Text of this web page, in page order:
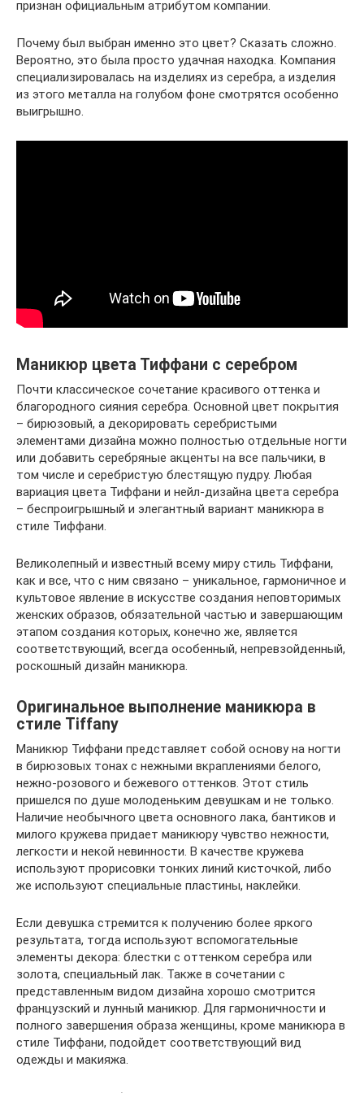
признан официальным атрибутом компании.
Почему был выбран именно это цвет? Сказать сложно.
Вероятно, это была просто удачная находка. Компания
специализировалась на изделиях из серебра, а изделия
из этого металла на голубом фоне смотрятся особенно
выигрышно.
Маникюр цвета Тиффани с серебром
Почти классическое сочетание красивого оттенка и
благородного сияния серебра. Основной цвет покрытия
– бирюзовый, а декорировать серебристыми
элементами дизайна можно полностью отдельные ногти
или добавить серебряные акценты на все пальчики, в
том числе и серебристую блестящую пудру. Любая
вариация цвета Тиффани и нейл-дизайна цвета серебра
– беспроигрышный и элегантный вариант маникюра в
стиле Тиффани.
Великолепный и известный всему миру стиль Тиффани,
как и все, что с ним связано – уникальное, гармоничное и
культовое явление в искусстве создания неповторимых
женских образов, обязательной частью и завершающим
этапом создания которых, конечно же, является
соответствующий, всегда особенный, непревзойденный,
роскошный дизайн маникюра.
Оригинальное выполнение маникюра в
стиле Tiffany
Маникюр Тиффани представляет собой основу на ногти
в бирюзовых тонах с нежными вкраплениями белого,
нежно-розового и бежевого оттенков. Этот стиль
пришелся по душе молоденьким девушкам и не только.
Наличие необычного цвета основного лака, бантиков и
милого кружева придает маникюру чувство нежности,
легкости и некой невинности. В качестве кружева
используют прорисовки тонких линий кисточкой, либо
же используют специальные пластины, наклейки.
Если девушка стремится к получению более яркого
результата, тогда используют вспомогательные
элементы декора: блестки с оттенком серебра или
золота, специальный лак. Также в сочетании с
представленным видом дизайна хорошо смотрится
французский и лунный маникюр. Для гармоничности и
полного завершения образа женщины, кроме маникюра в
стиле Тиффани, подойдет соответствующий вид
одежды и макияжа.